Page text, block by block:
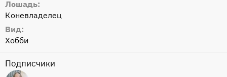
Лошадь
Коневладелец
Вид
Хобби
Подписчики